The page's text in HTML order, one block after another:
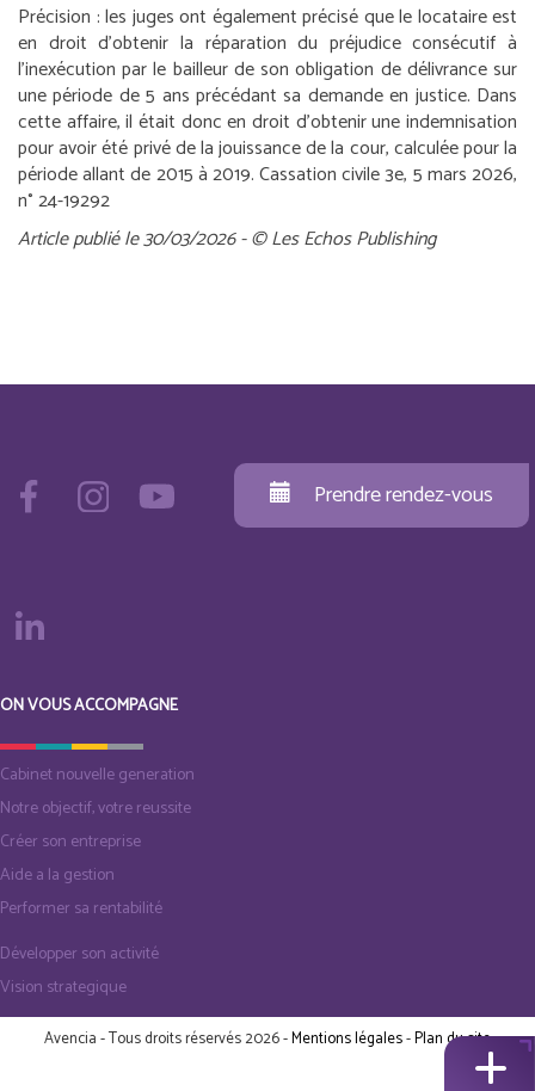
Précision :les juges ont également précisé que le locataire est
en droit d’obtenir la réparation du préjudice consécutif à
l’inexécution par le bailleur de son obligation de délivrance sur
une période de 5 ans précédant sa demande en justice. Dans
cette affaire, il était donc en droit d’obtenir une indemnisation
pour avoir été privé de la jouissance de la cour, calculée pour la
période allant de 2015 à 2019.Cassation civile 3e, 5 mars 2026,
n° 24-19292
Article publié le 30/03/2026 - © Les Echos Publishing
Prendre rendez-vous
ON VOUS ACCOMPAGNE
Cabinet nouvelle generation
Notre objectif, votre reussite
Créer son entreprise
Aide a la gestion
Performer sa rentabilité
Développer son activité
Vision strategique
Avencia - Tous droits réservés 2026 -Mentions légales-Plan du site